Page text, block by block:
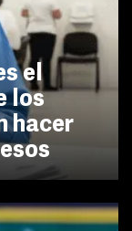
el
los
hacer